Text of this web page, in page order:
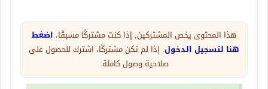
شهادة تسجيل السيارة تحتوي على تفاصيل الوزن
وسوف اقوم بتوضيحها هنا بطريقة مختصرة حتى
تصلكم المعلومة بشكل بسيط
هذا المحتوى يخص المشتركين, إذا كنت مشتركًا مسبقًا، اضغط
هنا لتسجيل الدخول. إذا لم تكن مشتركًا، اشترك للحصول على
صلاحية وصول كاملة.